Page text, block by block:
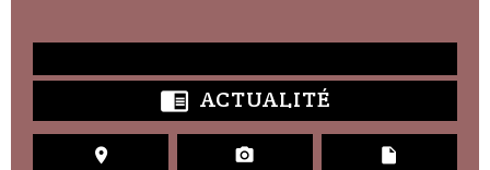
 ACTUALITÉ
  